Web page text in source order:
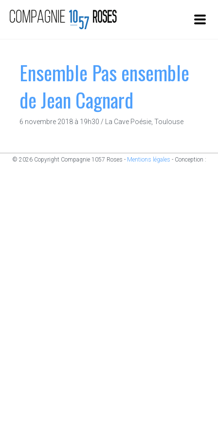
SPECTACLES
« AUTEUR HAUT-PARLEUR »
PARTAGE DE NOS PRATIQUES ARTISTIQUES
CONTACT
Ensemble Pas ensemble
de Jean Cagnard
6 novembre 2018 à 19h30 / La Cave Poésie, Toulouse
© 2026 Copyright Compagnie 1057 Roses - Mentions légales - Conception :